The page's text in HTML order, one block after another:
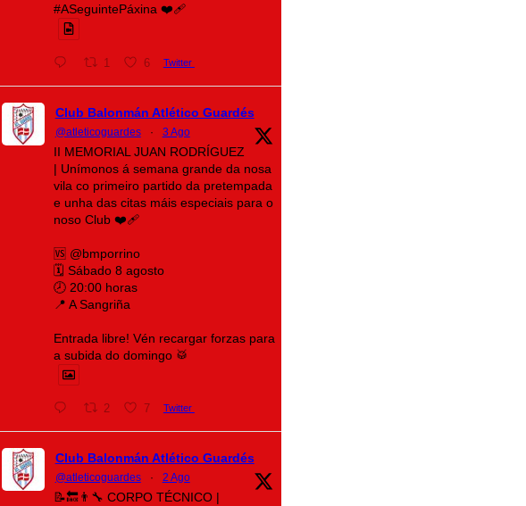
#ASeguintePáxina ❤️‍🩹
1 6 Twitter
Club Balonmán Atlético Guardés
@atleticoguardes · 3 Ago
II MEMORIAL JUAN RODRÍGUEZ
| Unímonos á semana grande da nosa
vila co primeiro partido da pretempada
e unha das citas máis especiais para o
noso Club ❤️‍🩹
🆚 @bmporrino
🗓️ Sábado 8 agosto
🕗 20:00 horas
📍 A Sangriña
Entrada libre! Vén recargar forzas para
a subida do domingo 🥁
2 7 Twitter
Club Balonmán Atlético Guardés
@atleticoguardes · 2 Ago
📝🔙👨‍🔧 CORPO TÉCNICO |